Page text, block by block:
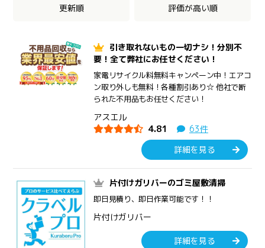
更新順 評価が高い順
引き取れないもの一切ナシ！分別不
要！全て弊社にお任せください！
家電リサイクル料無料キャンペーン中！エアコ
ン取り外しも無料！各種割引あり☆ 他社で断
られた不用品もお任せください！
アスエル
4.81
63件
詳細を見る
片付けガリバーのゴミ屋敷清掃
即日見積り、即日作業可能です！！
片付けガリバー
詳細を見る